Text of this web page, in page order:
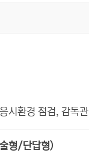
시환경 점검, 감독
형/단답형)